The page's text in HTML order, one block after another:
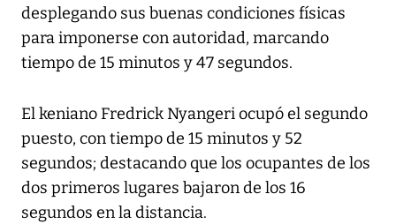
desplegando sus buenas condiciones físicas
para imponerse con autoridad, marcando
tiempo de 15 minutos y 47 segundos.
El keniano Fredrick Nyangeri ocupó el segundo
puesto, con tiempo de 15 minutos y 52
segundos; destacando que los ocupantes de los
dos primeros lugares bajaron de los 16
segundos en la distancia.